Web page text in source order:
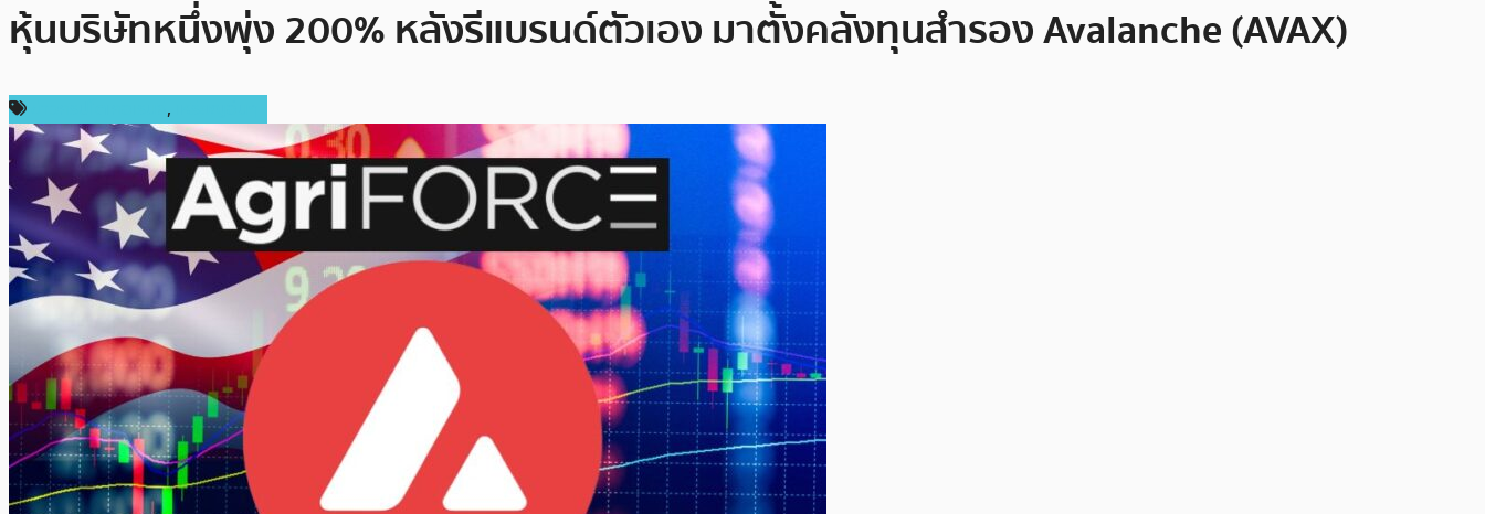
หุ้นบริษัทหนึ่งพุ่ง 200% หลังรีแบรนด์ตัวเอง มาตั้งคลังทุนสำรอง Avalanche (AVAX)
,